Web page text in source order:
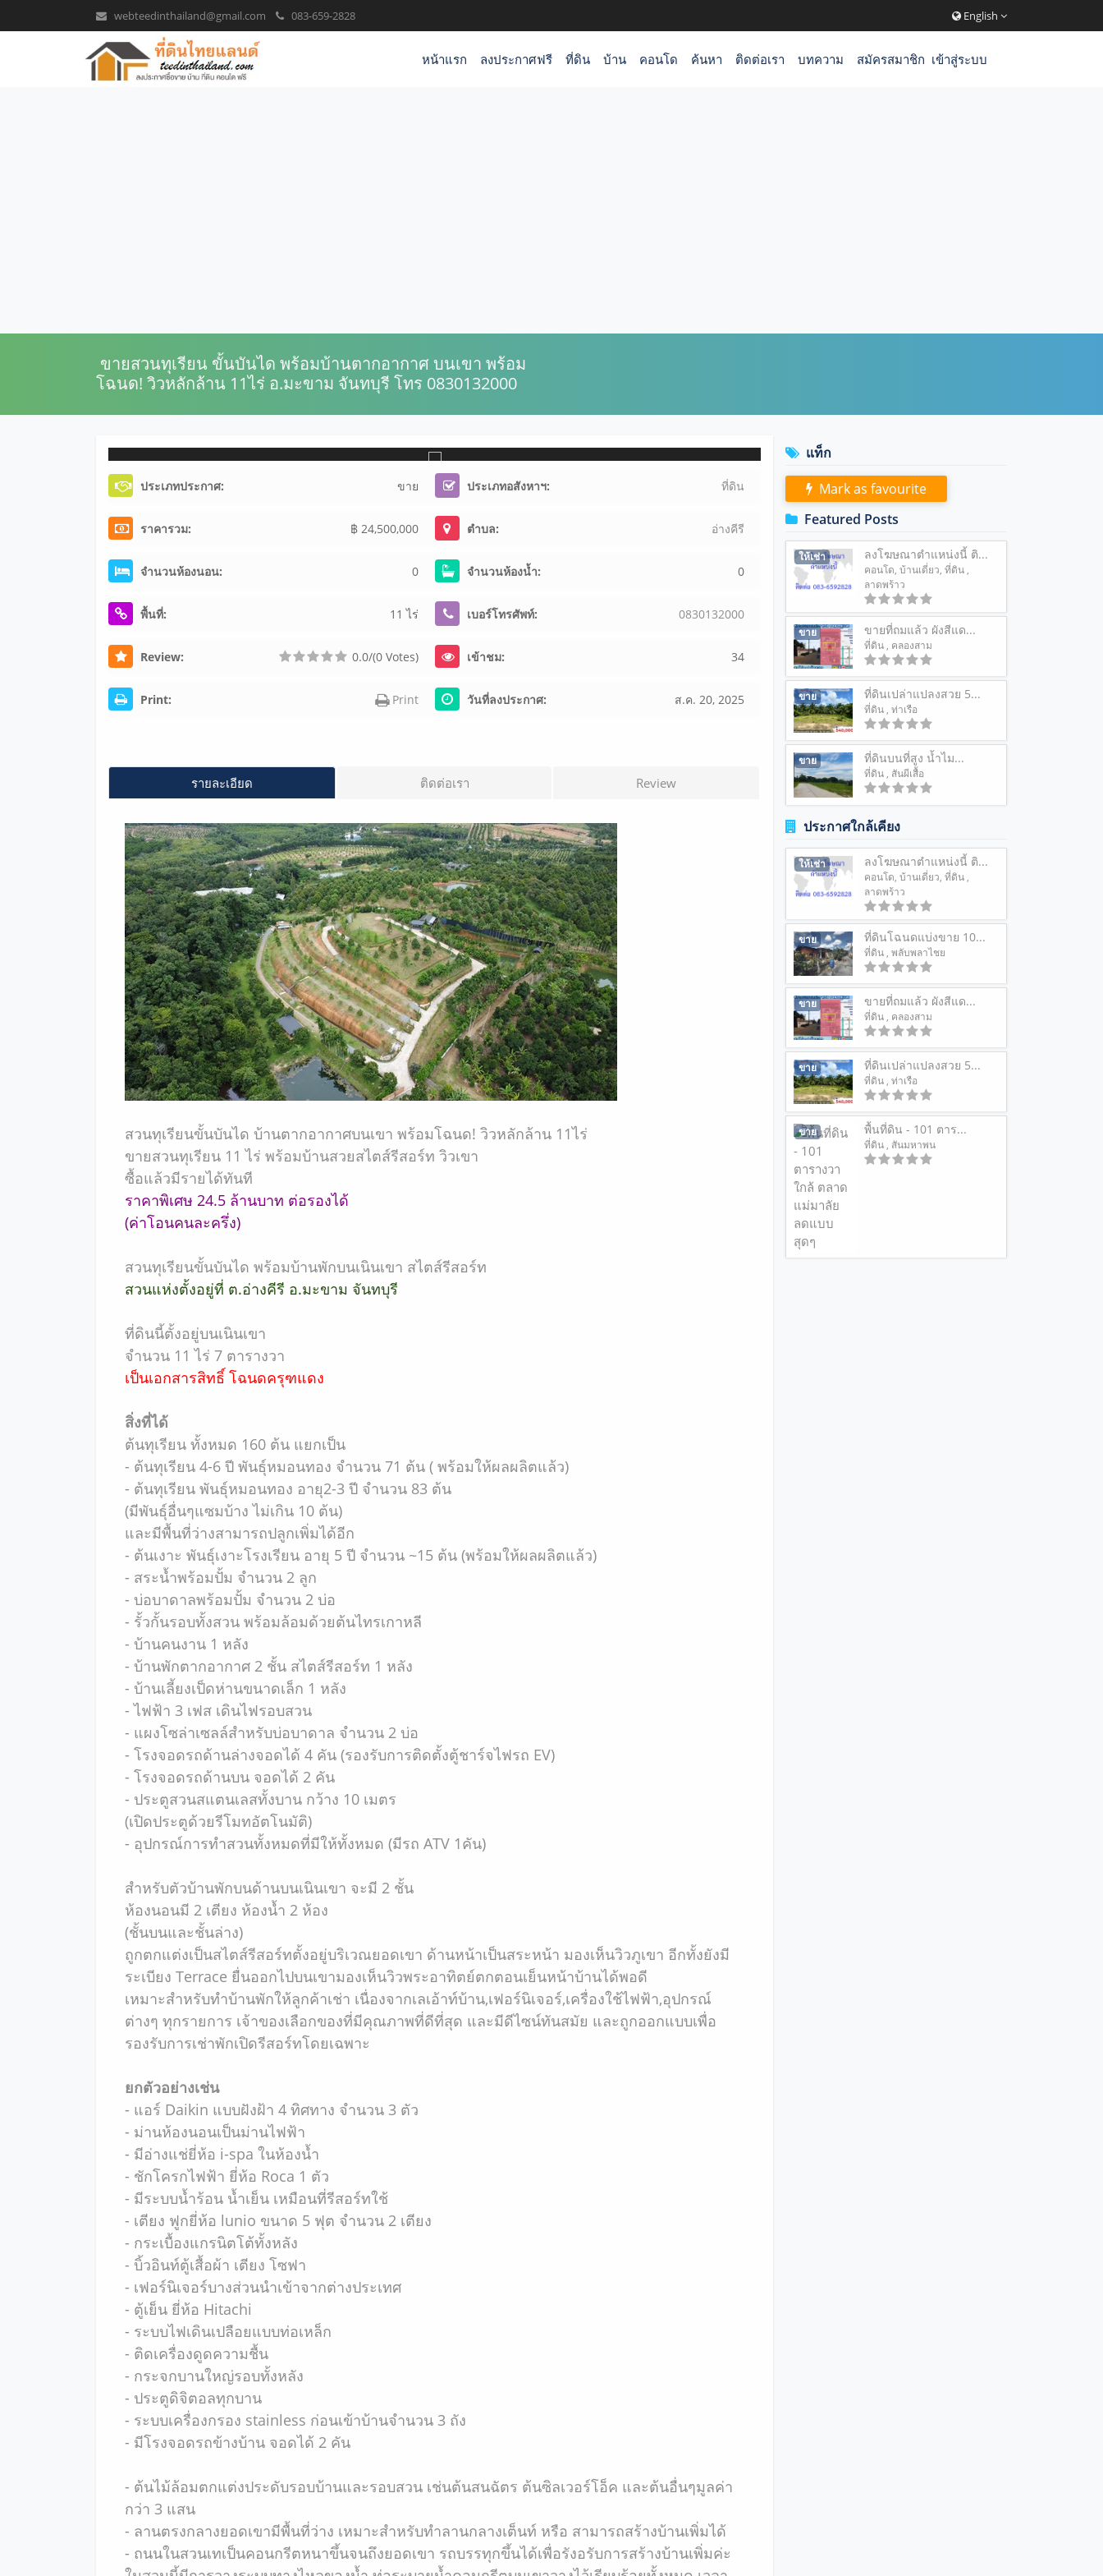
webteedinthailand@gmail.com 083-659-2828 English
หน้าแรก ลงประกาศฟรี ที่ดิน บ้าน คอนโด ค้นหา ติดต่อเรา บทความ สมัครสมาชิก เข้าสู่ระบบ
ขายสวนทุเรียน ขั้นบันได พร้อมบ้านตากอากาศ บนเขา พร้อม
โฉนด! วิวหลักล้าน 11ไร่ อ.มะขาม จันทบุรี โทร 0830132000
ประเภทประกาศ: ขาย ประเภทอสังหาฯ: ที่ดิน
ราคารวม: ฿ 24,500,000 ตำบล: อ่างคีรี
จำนวนห้องนอน: 0 จำนวนห้องน้ำ: 0
พื้นที่: 11 ไร่ เบอร์โทรศัพท์: 08301 32000
Review: 0.0/(0 Votes) เข้าชม: 34
Print: Print วันที่ลงประกาศ: ส.ค. 20, 2025
รายละเอียด ติดต่อเรา Review
สวนทุเรียนขั้นบันได บ้านตากอากาศบนเขา พร้อมโฉนด! วิวหลักล้าน 11ไร่
ขายสวนทุเรียน 11 ไร่ พร้อมบ้านสวยสไตส์รีสอร์ท วิวเขา
ซื้อแล้วมีรายได้ทันที
ราคาพิเศษ 24.5 ล้านบาท ต่อรองได้
(ค่าโอนคนละครึ่ง)
สวนทุเรียนขั้นบันได พร้อมบ้านพักบนเนินเขา สไตส์รีสอร์ท
สวนแห่งตั้งอยู่ที่ ต.อ่างคีรี อ.มะขาม จันทบุรี
ที่ดินนี้ตั้งอยู่บนเนินเขา
จำนวน 11 ไร่ 7 ตารางวา
เป็นเอกสารสิทธิ์ โฉนดครุฑแดง
สิ่งที่ได้
ต้นทุเรียน ทั้งหมด 160 ต้น แยกเป็น
- ต้นทุเรียน 4-6 ปี พันธุ์หมอนทอง จำนวน 71 ต้น ( พร้อมให้ผลผลิตแล้ว)
- ต้นทุเรียน พันธุ์หมอนทอง อายุ2-3 ปี จำนวน 83 ต้น
(มีพันธุ์อื่นๆแซมบ้าง ไม่เกิน 10 ต้น)
และมีพื้นที่ว่างสามารถปลูกเพิ่มได้อีก
- ต้นเงาะ พันธุ์เงาะโรงเรียน อายุ 5 ปี จำนวน ~15 ต้น (พร้อมให้ผลผลิตแล้ว)
- สระน้ำพร้อมปั้ม จำนวน 2 ลูก
- บ่อบาดาลพร้อมปั้ม จำนวน 2 บ่อ
- รั้วกั้นรอบทั้งสวน พร้อมล้อมด้วยต้นไทรเกาหลี
- บ้านคนงาน 1 หลัง
- บ้านพักตากอากาศ 2 ชั้น สไตส์รีสอร์ท 1 หลัง
- บ้านเลี้ยงเป็ดห่านขนาดเล็ก 1 หลัง
- ไฟฟ้า 3 เฟส เดินไฟรอบสวน
- แผงโซล่าเซลล์สำหรับบ่อบาดาล จำนวน 2 บ่อ
- โรงจอดรถด้านล่างจอดได้ 4 คัน (รองรับการติดตั้งตู้ชาร์จไฟรถ EV)
- โรงจอดรถด้านบน จอดได้ 2 คัน
- ประตูสวนสแตนเลสทั้งบาน กว้าง 10 เมตร
(เปิดประตูด้วยรีโมทอัตโนมัติ)
- อุปกรณ์การทำสวนทั้งหมดที่มีให้ทั้งหมด (มีรถ ATV 1คัน)
สำหรับตัวบ้านพักบนด้านบนเนินเขา จะมี 2 ชั้น
ห้องนอนมี 2 เตียง ห้องน้ำ 2 ห้อง
(ชั้นบนและชั้นล่าง)
ถูกตกแต่งเป็นสไตส์รีสอร์ทตั้งอยู่บริเวณยอดเขา ด้านหน้าเป็นสระหน้า มองเห็นวิวภูเขา อีกทั้งยังมี
ระเบียง Terrace ยื่นออกไปบนเขามองเห็นวิวพระอาทิตย์ตกตอนเย็นหน้าบ้านได้พอดี
เหมาะสำหรับทำบ้านพักให้ลูกค้าเช่า เนื่องจากเลเอ้าท์บ้าน,เฟอร์นิเจอร์,เครื่องใช้ไฟฟ้า,อุปกรณ์
ต่างๆ ทุกรายการ เจ้าของเลือกของที่มีคุณภาพที่ดีที่สุด และมีดีไซน์ทันสมัย และถูกออกแบบเพื่อ
รองรับการเช่าพักเปิดรีสอร์ทโดยเฉพาะ
ยกตัวอย่างเช่น
- แอร์ Daikin แบบฝังฝ้า 4 ทิศทาง จำนวน 3 ตัว
- ม่านห้องนอนเป็นม่านไฟฟ้า
- มีอ่างแช่ยี่ห้อ i-spa ในห้องน้ำ
- ชักโครกไฟฟ้า ยี่ห้อ Roca 1 ตัว
- มีระบบน้ำร้อน น้ำเย็น เหมือนที่รีสอร์ทใช้
- เตียง ฟูกยี่ห้อ lunio ขนาด 5 ฟุต จำนวน 2 เตียง
- กระเบื้องแกรนิตโต้ทั้งหลัง
- บิ้วอินท์ตู้เสื้อผ้า เตียง โซฟา
- เฟอร์นิเจอร์บางส่วนนำเข้าจากต่างประเทศ
- ตู้เย็น ยี่ห้อ Hitachi
- ระบบไฟเดินเปลือยแบบท่อเหล็ก
- ติดเครื่องดูดความชื้น
- กระจกบานใหญ่รอบทั้งหลัง
- ประตูดิจิตอลทุกบาน
- ระบบเครื่องกรอง stainless ก่อนเข้าบ้านจำนวน 3 ถัง
- มีโรงจอดรถข้างบ้าน จอดได้ 2 คัน
- ต้นไม้ล้อมตกแต่งประดับรอบบ้านและรอบสวน เช่นต้นสนฉัตร ต้นซิลเวอร์โอ็ค และต้นอื่นๆมูลค่า
กว่า 3 แสน
- ลานตรงกลางยอดเขามีพื้นที่ว่าง เหมาะสำหรับทำลานกลางเต็นท์ หรือ สามารถสร้างบ้านเพิ่มได้
- ถนนในสวนเทเป็นคอนกรีตหนาขึ้นจนถึงยอดเขา รถบรรทุกขึ้นได้เพื่อรังอรับการสร้างบ้านเพิ่มค่ะ
แท็ก
Mark as favourite
Featured Posts
ให้เช่า ลงโฆษณาตำแหน่งนี้ ติ...
คอนโด, บ้านเดี่ยว, ที่ดิน ,
ลาดพร้าว
ขาย ขายที่ถมแล้ว ผังสีแด...
ที่ดิน , คลองสาม
ขาย ที่ดินเปล่าแปลงสวย 5...
ที่ดิน , ท่าเรือ
ขาย ที่ดินบนที่สูง น้ำไม...
ที่ดิน, สันผีเสื้อ
ประกาศใกล้เคียง
ให้เช่า ลงโฆษณาตำแหน่งนี้ ติ...
คอนโด, บ้านเดี่ยว, ที่ดิน ,
ลาดพร้าว
ขาย ที่ดินโฉนดแบ่งขาย 10...
ที่ดิน , พลับพลาไชย
ขาย ขายที่ถมแล้ว ผังสีแด...
ที่ดิน , คลองสาม
ขาย ที่ดินเปล่าแปลงสวย 5...
ที่ดิน , ท่าเรือ
ขาย พื้นที่ดิน - 101 ตาร...
ที่ดิน, สันมหาพน